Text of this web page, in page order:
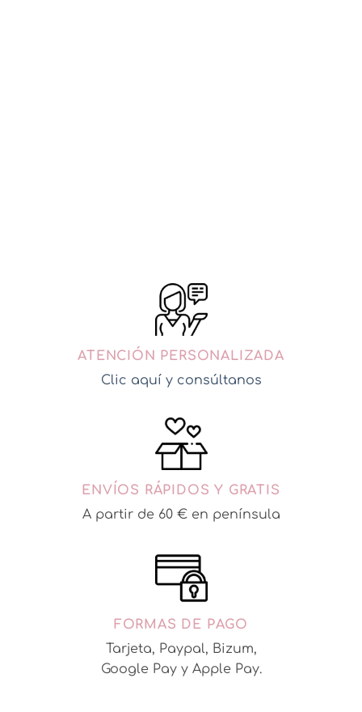
ATENCIÓN PERSONALIZADA
Clic aquí y consúltanos
ENVÍOS RÁPIDOS Y GRATIS
A partir de 60 € en península
FORMAS DE PAGO
Tarjeta, Paypal, Bizum,
Google Pay y Apple Pay.